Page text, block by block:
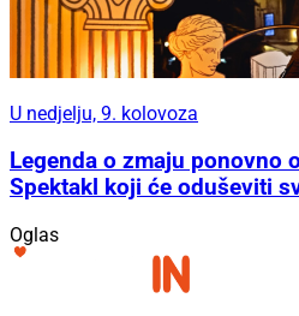
U nedjelju, 9. kolovoza
Legenda o zmaju ponovno
Spektakl koji će oduševiti
Oglas